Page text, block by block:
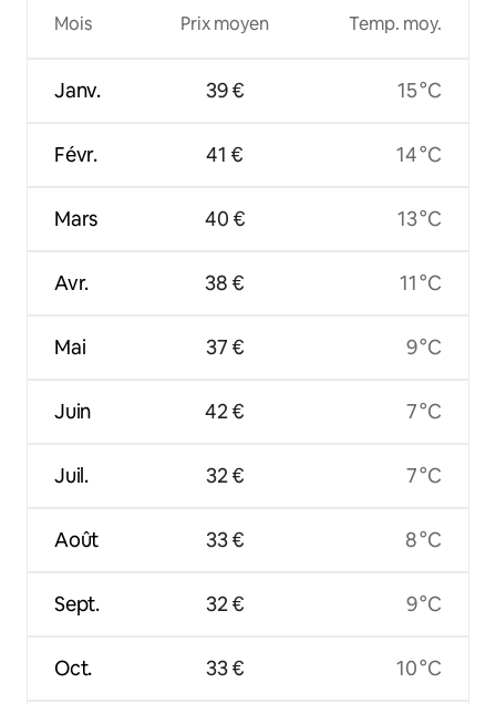
Mois
Janv.
Févr.
Mars
Avr.
Mai
Juin
Juil.
Août
Sept.
Oct.
Prix moyen
39 €
41 €
40 €
38 €
37 €
42 €
32 €
33 €
32 €
33 €
Temp. moy.
15 °C
14 °C
13 °C
11 °C
9 °C
7 °C
7 °C
8 °C
9 °C
10 °C